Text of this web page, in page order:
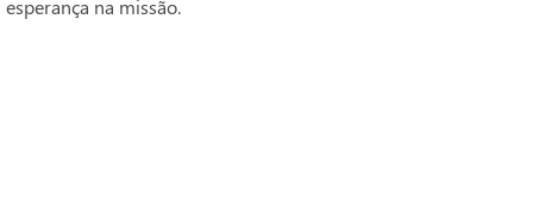
esperança na missão.